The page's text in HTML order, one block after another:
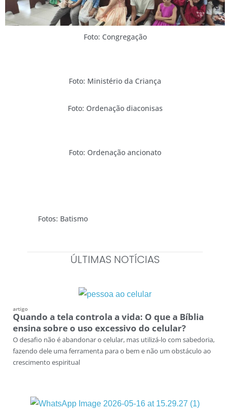
Foto: Congregação
Foto: Ministério da Criança
Foto: Ordenação diaconisas
Foto: Ordenação ancionato
Fotos: Batismo
ÚLTIMAS NOTÍCIAS
artigo
Quando a tela controla a vida: O que a Bíblia
ensina sobre o uso excessivo do celular?
O desafio não é abandonar o celular, mas utilizá-lo com sabedoria,
fazendo dele uma ferramenta para o bem e não um obstáculo ao
crescimento espiritual